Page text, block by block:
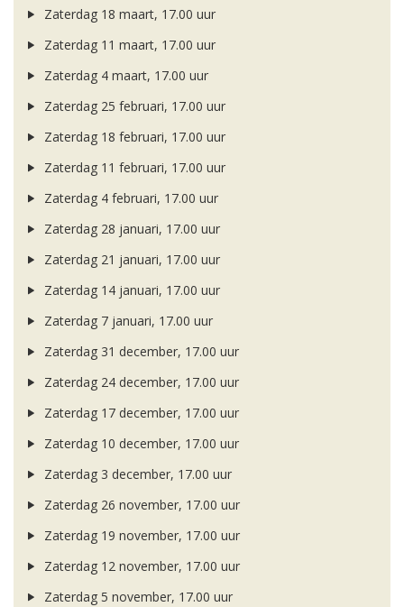
Zaterdag 18 maart, 17.00 uur
Zaterdag 11 maart, 17.00 uur
Zaterdag 4 maart, 17.00 uur
Zaterdag 25 februari, 17.00 uur
Zaterdag 18 februari, 17.00 uur
Zaterdag 11 februari, 17.00 uur
Zaterdag 4 februari, 17.00 uur
Zaterdag 28 januari, 17.00 uur
Zaterdag 21 januari, 17.00 uur
Zaterdag 14 januari, 17.00 uur
Zaterdag 7 januari, 17.00 uur
Zaterdag 31 december, 17.00 uur
Zaterdag 24 december, 17.00 uur
Zaterdag 17 december, 17.00 uur
Zaterdag 10 december, 17.00 uur
Zaterdag 3 december, 17.00 uur
Zaterdag 26 november, 17.00 uur
Zaterdag 19 november, 17.00 uur
Zaterdag 12 november, 17.00 uur
Zaterdag 5 november, 17.00 uur